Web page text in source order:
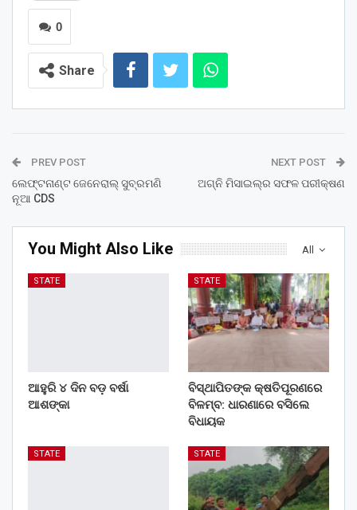
0
Share
PREV POST
ଲେଫ୍ଟନାଣ୍ଟ ଜେନେରାଲ୍ ସୁବ୍ରମଣି
ନୂଆ CDS
NEXT POST
ଅଗ୍ନି ମିସାଇଲ୍‌ର ସଫଳ ପରୀକ୍ଷଣ
All
You Might Also Like
STATE
ଆହୁରି ୪ ଦିନ ବଡ଼ ବର୍ଷା
ଆଶଙ୍କା
STATE
ବିସ୍ଥାପିତଙ୍କ କ୍ଷତିପୂରଣରେ
ବିଳମ୍ବ: ଧାରଣାରେ ବସିଲେ
ବିଧାୟକ
STATE STATE